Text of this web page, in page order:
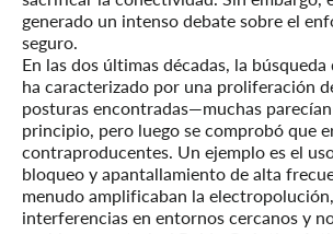
generado un intenso debate sobre el
seguro.
En las dos últimas décadas, la búsqueda
ha caracterizado por una proliferación
posturas encontradas—muchas
principio, pero luego se comprobó que
contraproducentes. Un ejemplo es el
bloqueo y apantallamiento de alta
menudo amplificaban la
interferencias en entornos cercanos y